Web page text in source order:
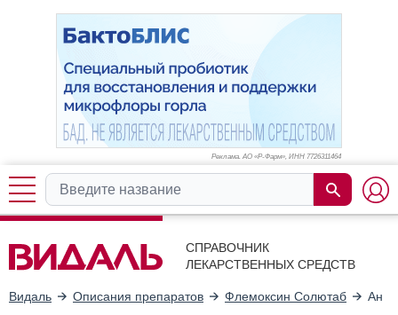
Реклама. АО «Р-Фарм», ИНН 7726311464
СПРАВОЧНИК
ЛЕКАРСТВЕННЫХ СРЕДСТВ
Видаль Описания препаратов Флемоксин Солютаб